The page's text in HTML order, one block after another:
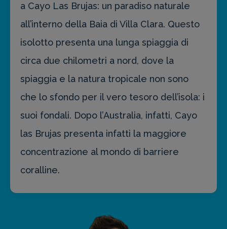
a Cayo Las Brujas: un paradiso naturale
all’interno della Baia di Villa Clara. Questo
isolotto presenta una lunga spiaggia di
circa due chilometri a nord, dove la
spiaggia e la natura tropicale non sono
che lo sfondo per il vero tesoro dell’isola: i
suoi fondali. Dopo l’Australia, infatti, Cayo
las Brujas presenta infatti la maggiore
concentrazione al mondo di barriere
coralline.